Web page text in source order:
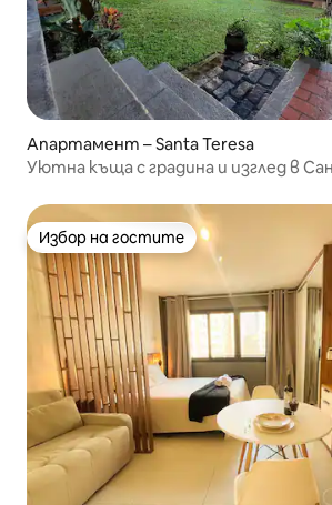
Апартамент – Santa Teresa
Уютна къща с градина и изглед в
Избор на гостите
Избор на гостите